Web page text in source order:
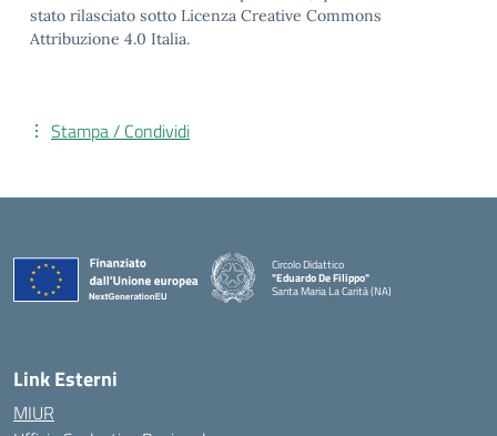
stato rilasciato sotto Licenza Creative Commons
Attribuzione 4.0 Italia.
Stampa / Condividi
Circolo Didattico
"Eduardo De Filippo"
Santa Maria La Carità (NA)
Link Esterni
MIUR